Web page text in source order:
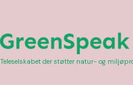
Teleselskabet der støtter natur- og